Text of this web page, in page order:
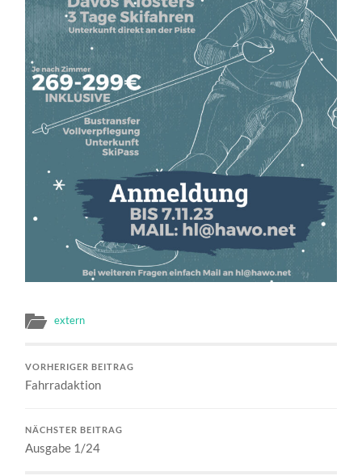
extern
VORHERIGER BEITRAG
Fahrradaktion
NÄCHSTER BEITRAG
Ausgabe 1/24